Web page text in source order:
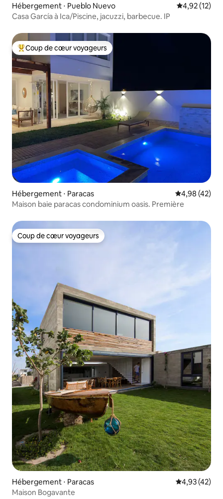
Hébergement ⋅ Pueblo Nuevo Évaluation
4,92 (12)
Casa García à Ica/Piscine, jacuzzi, barbecue. IP
Coups de cœur voyageurs les plus appréciés
Coup de cœur voyageurs
Hébergement ⋅ Paracas Évaluation
4,98 (42)
Maison baie paracas condominium oasis. Première
Coup de cœur voyageurs
Coup de cœur voyageurs
Hébergement ⋅ Paracas Évaluation
4,93 (42)
Maison Bogavante